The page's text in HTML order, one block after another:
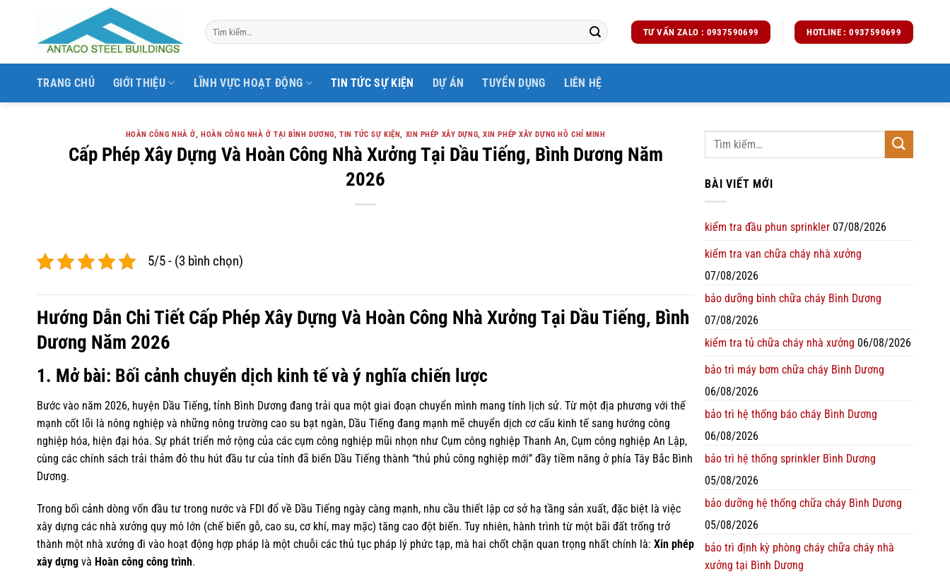
dung
TƯ VẤN ZALO : 0937590699 HOTLINE : 0937590699
TRANG CHỦ GIỚI THIỆU LĨNH VỰC HOẠT ĐỘNG TIN TỨC SỰ KIỆN DỰ ÁN TUYỂN DỤNG LIÊN HỆ
HOÀN CÔNG NHÀ Ở,HOÀN CÔNG NHÀ Ở TẠI BÌNH DƯƠNG,TIN TỨC SỰ KIỆN, XIN PHÉP XÂY DỰNG,XIN PHÉP XÂY DỰNG HỒ CHÍ MINH
Cấp Phép Xây Dựng Và Hoàn Công Nhà Xưởng Tại Dầu Tiếng, Bình Dương Năm
2026
5/5 - (3 bình chọn)
Hướng Dẫn Chi Tiết Cấp Phép Xây Dựng Và Hoàn Công Nhà Xưởng Tại Dầu Tiếng, Bình
Dương Năm 2026
1. Mở bài: Bối cảnh chuyển dịch kinh tế và ý nghĩa chiến lược
Bước vào năm 2026, huyện Dầu Tiếng, tỉnh Bình Dương đang trải qua một giai đoạn chuyển mình mang tính lịch sử. Từ một địa phương với thế
mạnh cốt lõi là nông nghiệp và những nông trường cao su bạt ngàn, Dầu Tiếng đang mạnh mẽ chuyển dịch cơ cấu kinh tế sang hướng công
nghiệp hóa, hiện đại hóa. Sự phát triển mở rộng của các cụm công nghiệp mũi nhọn như Cụm công nghiệp Thanh An, Cụm công nghiệp An Lập,
cùng các chính sách trải thảm đỏ thu hút đầu tư của tỉnh đã biến Dầu Tiếng thành “thủ phủ công nghiệp mới” đầy tiềm năng ở phía Tây Bắc Bình
Dương.
Trong bối cảnh dòng vốn đầu tư trong nước và FDI đổ về Dầu Tiếng ngày càng mạnh, nhu cầu thiết lập cơ sở hạ tầng sản xuất, đặc biệt là việc
xây dựng các nhà xưởng quy mô lớn (chế biến gỗ, cao su, cơ khí, may mặc) tăng cao đột biến. Tuy nhiên, hành trình từ một bãi đất trống trở
thành một nhà xưởng đi vào hoạt động hợp pháp là một chuỗi các thủ tục pháp lý phức tạp, mà hai chốt chặn quan trọng nhất chính là: Xin phép
xây dựng và Hoàn công công trình.
BÀI VIẾT MỚI
kiểm tra đầu phun sprinkler 07/08/2026
kiểm tra van chữa cháy nhà xưởng
07/08/2026
bảo dưỡng bình chữa cháy Bình Dương
07/08/2026
kiểm tra tủ chữa cháy nhà xưởng 06/08/2026
bảo trì máy bơm chữa cháy Bình Dương
06/08/2026
bảo trì hệ thống báo cháy Bình Dương
06/08/2026
bảo trì hệ thống sprinkler Bình Dương
05/08/2026
bảo dưỡng hệ thống chữa cháy Bình Dương
05/08/2026
bảo trì định kỳ phòng cháy chữa cháy nhà
xưởng tại Bình Dương